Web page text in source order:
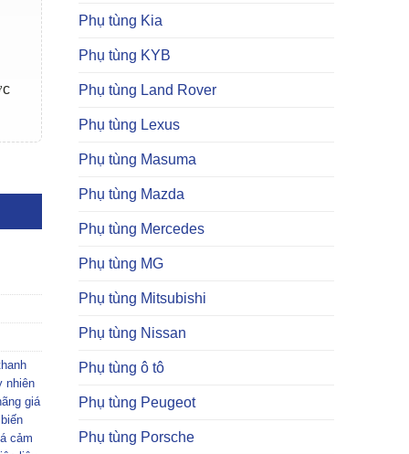
Phụ tùng Kia
Phụ tùng KYB
Phụ tùng Land Rover
Phụ tùng Lexus
Phụ tùng Masuma
Phụ tùng Mazda
Phụ tùng Mercedes
Phụ tùng MG
Phụ tùng Mitsubishi
Phụ tùng Nissan
Phụ tùng ô tô
Phụ tùng Peugeot
Phụ tùng Porsche
nhiên
giá
cảm